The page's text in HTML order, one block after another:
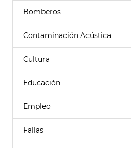
Bomberos
Contaminación Acústica
Cultura
Educación
Empleo
Fallas